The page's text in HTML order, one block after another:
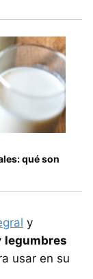
qué son
y
legumbres
usar en su